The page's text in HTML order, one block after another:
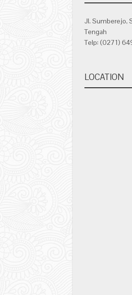
Jl. Sumberejo,
Tengah
Telp: (0271)
LOCATION